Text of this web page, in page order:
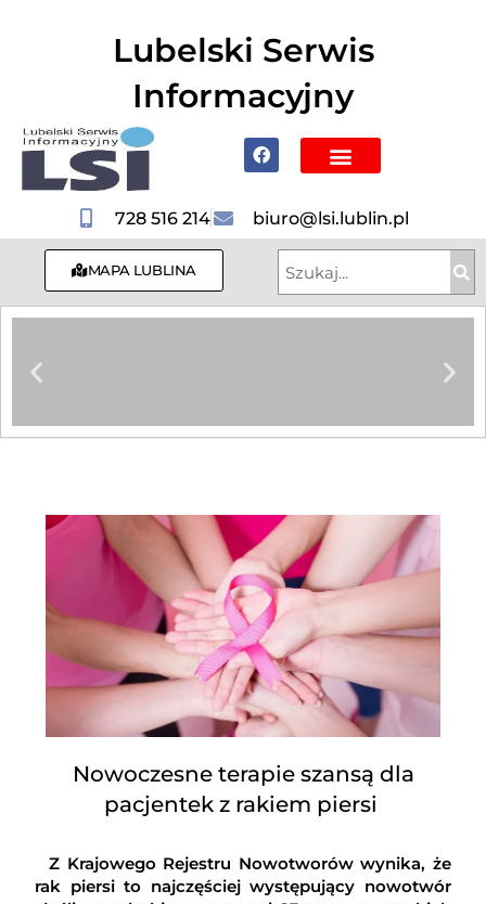
Lubelski Serwis
Informacyjny
728 516 214 biuro@lsi.lublin.pl
MAPA LUBLINA
Nowoczesne terapie szansą dla
pacjentek z rakiem piersi
Z Krajowego Rejestru Nowotworów wynika, że
rak piersi to najczęściej występujący nowotwór